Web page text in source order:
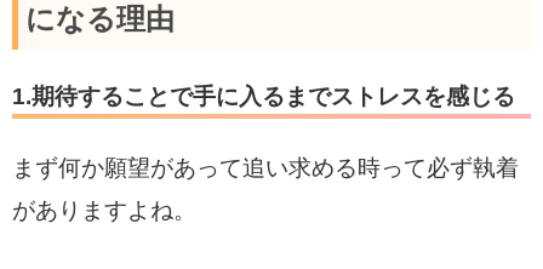
になる理由
1.期待することで手に入るまでストレスを感じる
まず何か願望があって追い求める時って必ず執着
がありますよね。